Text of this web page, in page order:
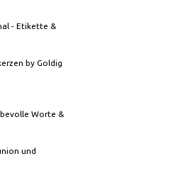
- Etikette &
by Goldig
Worte &
und